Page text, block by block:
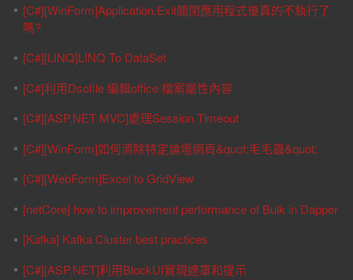
[C#][WinForm]Application.Exit關閉應用程式後真的不執行了
嗎?
[C#][LINQ]LINQ To DataSet
[C#]利用Dsofile 編輯office 檔案屬性內容
[C#][ASP.NET MVC]處理Session Timeout
[C#][WinForm]如何清除特定論壇網頁&quot;毛毛蟲&quot;
[C#][WebForm]Excel to GridView
[netCore] how to improvement performance of Bulk in Dapper
[Kafka] Kafka Cluster best practices
[C#][ASP.NET]利用BlockUI實現遮罩和提示